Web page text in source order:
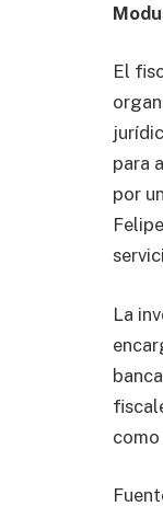
El
para
por
La